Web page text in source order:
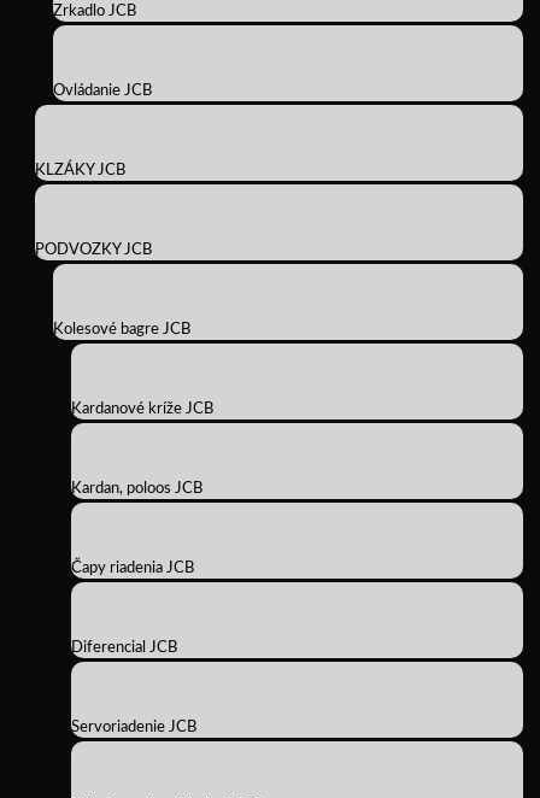
Zrkadlo JCB
Ovládanie JCB
KLZÁKY JCB
PODVOZKY JCB
Kolesové bagre JCB
Kardanové kríže JCB
Kardan, poloos JCB
Čapy riadenia JCB
Diferencial JCB
Servoriadenie JCB